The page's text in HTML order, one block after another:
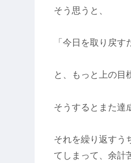
そう思うと、
「今日を取り戻
と、もっと上の目
そうするとまた達
それを繰り返すう
てしまって、余計